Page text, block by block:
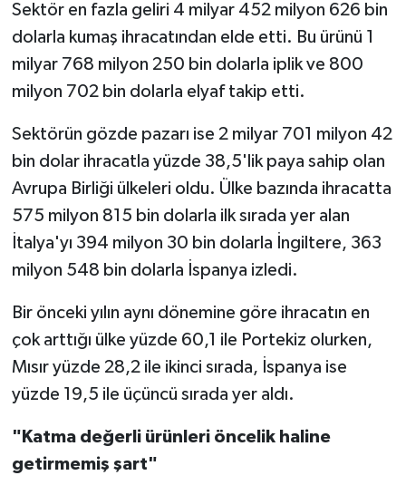
Sektör en fazla geliri 4 milyar 452 milyon 626 bin
dolarla kumaş ihracatından elde etti. Bu ürünü 1
milyar 768 milyon 250 bin dolarla iplik ve 800
milyon 702 bin dolarla elyaf takip etti.
Sektörün gözde pazarı ise 2 milyar 701 milyon 42
bin dolar ihracatla yüzde 38,5'lik paya sahip olan
Avrupa Birliği ülkeleri oldu. Ülke bazında ihracatta
575 milyon 815 bin dolarla ilk sırada yer alan
İtalya'yı 394 milyon 30 bin dolarla İngiltere, 363
milyon 548 bin dolarla İspanya izledi.
Bir önceki yılın aynı dönemine göre ihracatın en
çok arttığı ülke yüzde 60,1 ile Portekiz olurken,
Mısır yüzde 28,2 ile ikinci sırada, İspanya ise
yüzde 19,5 ile üçüncü sırada yer aldı.
"Katma değerli ürünleri öncelik haline
getirmemiş şart"